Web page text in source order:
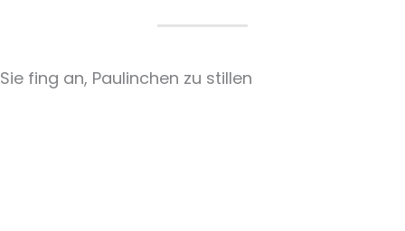
Sie fing an, Paulinchen zu stillen